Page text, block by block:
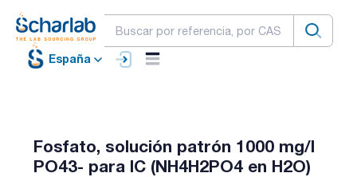
España
Fosfato, solución patrón 1000 mg/l
PO43- para IC (NH4H2PO4 en H2O)